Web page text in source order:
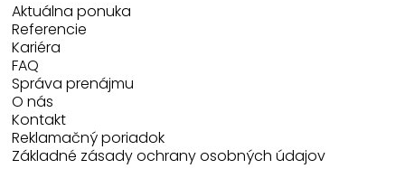
Aktuálna ponuka
Referencie
Kariéra
FAQ
Správa prenájmu
O nás
Kontakt
Reklamačný poriadok
Základné zásady ochrany osobných údajov